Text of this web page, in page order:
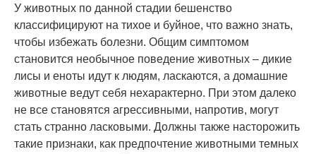
У животных по данной стадии бешенство
классифицируют на тихое и буйное, что важно знать,
чтобы избежать болезни. Общим симптомом
становится необычное поведение животных – дикие
лисы и еноты идут к людям, ласкаются, а домашние
животные ведут себя нехарактерно. При этом далеко
не все становятся агрессивными, напротив, могут
стать странно ласковыми. Должны также насторожить
такие признаки, как предпочтение животными темных